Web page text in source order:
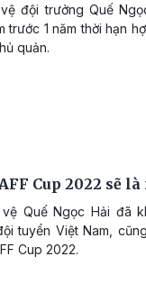
đội trưởng Quế
trước 1 năm thời hạn
quản.
Cup 2022 sẽ
Quế Ngọc Hải đã
tuyển Việt Nam,
Cup 2022.